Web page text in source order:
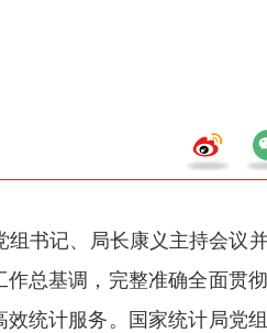
书记、局长康义主持会议
总基调，完整准确全面贯
统计服务。国家统计局党